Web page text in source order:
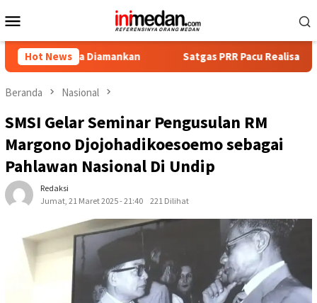
ke
Mobile
Hot News
Diamankan Satgas PRR Pacu Realisasi Tambahan
Beranda Nasional
SMSI Gelar Seminar Pengusulan RM
Margono Djojohadikoesoemo sebagai
Pahlawan Nasional Di Undip
Redaksi
Jumat, 21 Maret 2025 - 21:40
221 Dilihat